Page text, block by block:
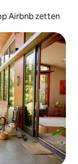
Airbnb zetten